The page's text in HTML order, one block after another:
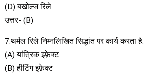
(D) बखोल्ज रिले
उत्तर- (B)
7.थर्मल रिले निम्नलिखित सिद्धांत पर कार्य करता है:
(A) यांत्रिक इफ़ेक्ट
(B) हीटिंग इफ़ेक्ट